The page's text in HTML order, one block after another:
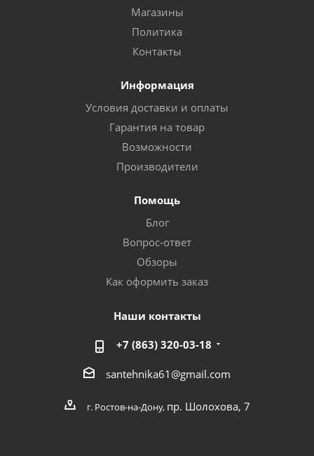
Магазины
Политика
Контакты
Информация
Условия доставки и оплаты
Гарантия на товар
Возможности
Производители
Помощь
Блог
Вопрос-ответ
Обзоры
Как оформить заказ
Наши контакты
+7 (863) 320-03-18
santehnika61@gmail.com
г. Ростов-на-Дону, пр. Шолохова, 7